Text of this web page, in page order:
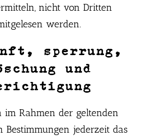
nicht von Dritten
werden.
sperrung,
und
im Rahmen der geltenden
Bestimmungen jederzeit das